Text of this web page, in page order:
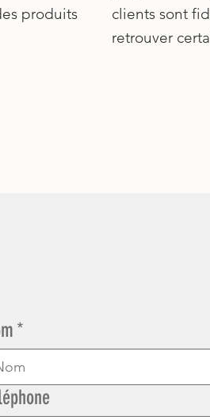
produits
clients sont
retrouver
*